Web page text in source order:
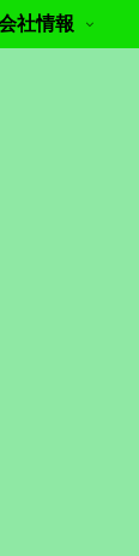
社情報